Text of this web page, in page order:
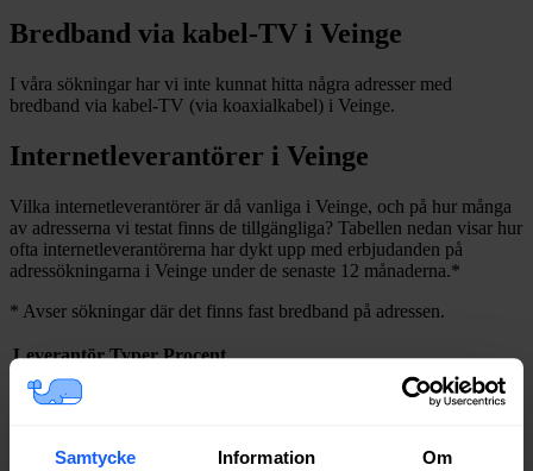
Samtycke Information Om
Bredband via kabel-TV i Veinge
I våra sökningar har vi inte kunnat hitta några adresser med
bredband via kabel-TV (via koaxialkabel) i Veinge.
Internetleverantörer i Veinge
Vilka internetleverantörer är då vanliga i Veinge, och på hur många
av adresserna vi testat finns de tillgängliga? Tabellen nedan visar hur
ofta internetleverantörerna har dykt upp med erbjudanden på
adressökningarna i Veinge under de senaste 12 månaderna.*
* Avser sökningar där det finns fast bredband på adressen.
Leverantör Typer Procent
Bredband2
Net at Once
Fiber